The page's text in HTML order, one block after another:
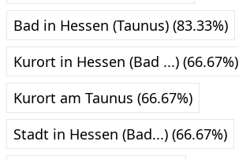
Bad in Hessen (Taunus) (83.33%)
Kurort in Hessen (Bad ...) (66.67%)
Kurort am Taunus (66.67%)
Stadt in Hessen (Bad...) (66.67%)